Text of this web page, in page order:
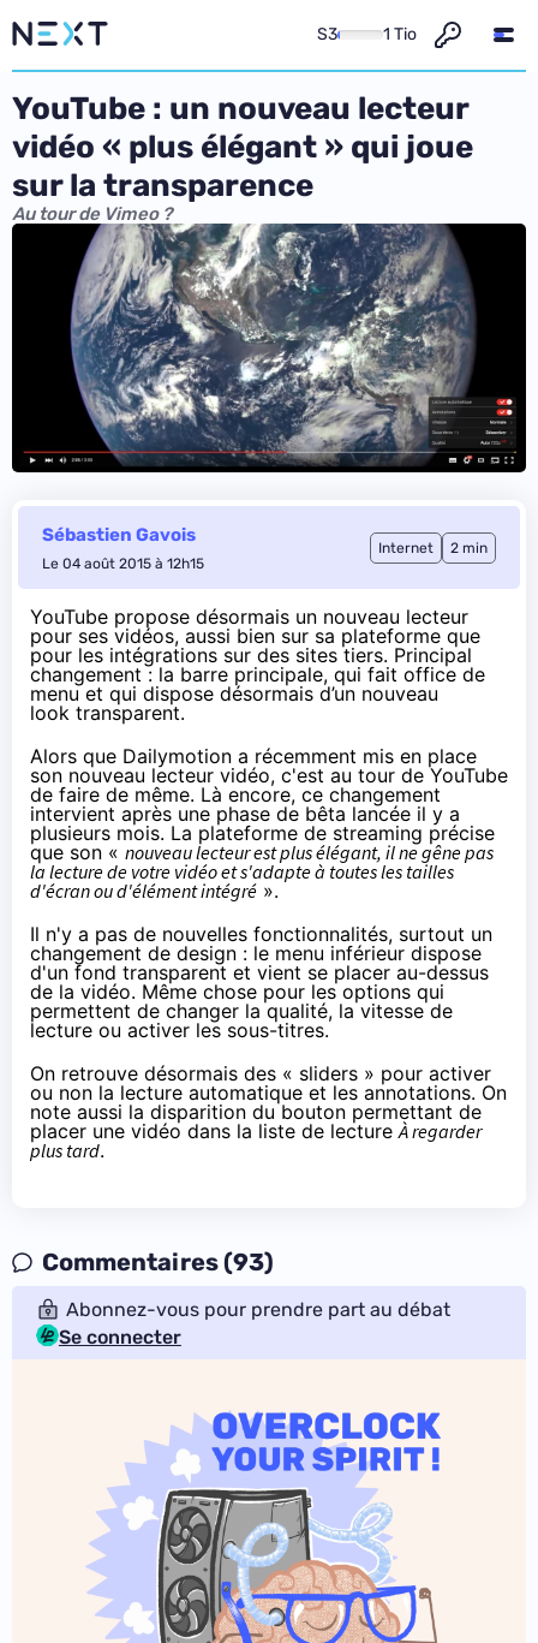
S3 1 Tio
YouTube : un nouveau lecteur
vidéo « plus élégant » qui joue
sur la transparence
Au tour de Vimeo ?
Sébastien Gavois
Le 04 août 2015 à 12h15
Internet 2 min
YouTube propose désormais un nouveau lecteur
pour ses vidéos, aussi bien sur sa plateforme que
pour les intégrations sur des sites tiers. Principal
changement : la barre principale, qui fait office de
menu et qui dispose désormais d’un nouveau
look transparent.
Alors que Dailymotion a récemment mis en place
son nouveau lecteur vidéo, c'est au tour deYouTube
de faire de même. Là encore, ce changement
intervient après une phase de bêta lancée il y a
plusieurs mois. La plateforme de streaming précise
que son « nouveau lecteur est plus élégant, il ne gêne pas
la lecture de votre vidéo et s'adapte à toutes les tailles
d'écran ou d'élément intégré ».
Il n'y a pas de nouvelles fonctionnalités, surtout un
changement de design : le menu inférieur dispose
d'un fond transparent et vient se placer au-dessus
de la vidéo. Même chose pour les options qui
permettent de changer la qualité, la vitesse de
lecture ou activer les sous-titres.
On retrouve désormais des « sliders » pour activer
ou non la lecture automatique et les annotations. On
note aussi la disparition du bouton permettant de
placer une vidéo dans la liste de lectureÀ regarder
plus tard.
Commentaires (93)
Abonnez-vous pour prendre part au débat
Se connecter